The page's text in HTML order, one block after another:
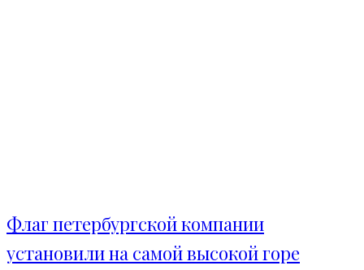
Флаг петербургской компании
установили на самой высокой горе